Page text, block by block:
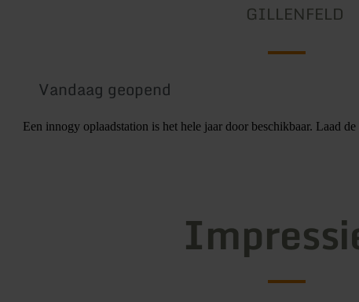
GILLENFELD
Vandaag geopend
Een innogy oplaadstation is het hele jaar door beschikbaar. Laad